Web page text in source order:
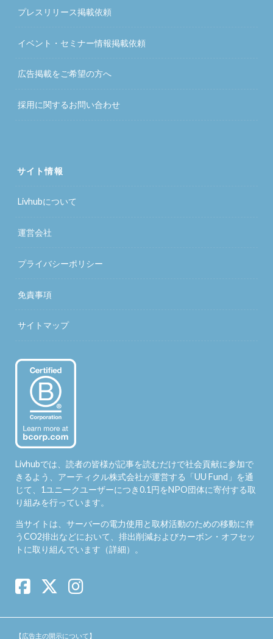
プレスリリース掲載依頼
イベント・セミナー情報掲載依頼
広告掲載をご希望の方へ
採用に関するお問い合わせ
サイト情報
Livhubについて
運営会社
プライバシーポリシー
免責事項
サイトマップ
Livhubでは、読者の皆様が記事を読むだけで社会貢献に参加で
きるよう、アーティクル株式会社が運営する「UU Fund 」を通
じて、1ユニークユーザーにつき0.1円をNPO団体に寄付する取
り組みを行っています。
当サイトは、サーバーの電力使用と取材活動のための移動に伴
うCO2排出などにおいて、排出削減およびカーボン・オフセッ
トに取り組んでいます（詳細）。
【広告主の開示について】